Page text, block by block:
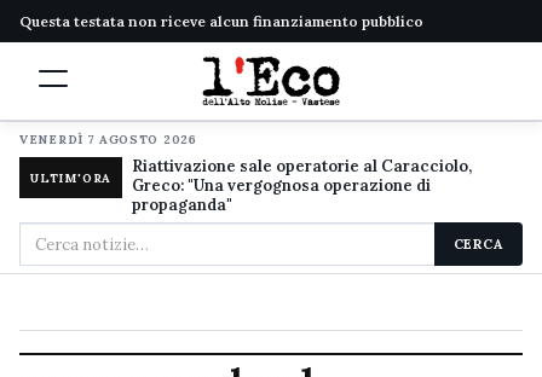
Questa testata non riceve alcun finanziamento pubblico
VENERDÌ 7 AGOSTO 2026
ULTIM'ORA
Riattivazione sale operatorie al Caracciolo,
Greco: "Una vergognosa operazione di
propaganda"
Cerca
nel
CERCA